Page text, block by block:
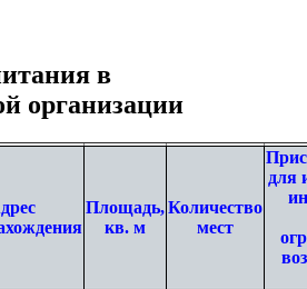
в
организации
Площадь,
кв. м
Количество
мест
для